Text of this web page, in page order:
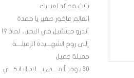
ثلاث قصائد لعينيك
العالم ماخور صغير يا حمدة
أندرو ميتشيل في اليمن.. لماذا؟!
إلـى روح الشهـــيدة الزميلـــة
جميلة جميل
30 يومـــاً فــــي بــــلاد اليانكـــي